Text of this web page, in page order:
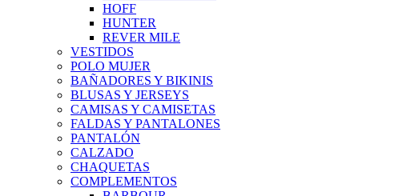
HOFF
HUNTER
REVER MILE
VESTIDOS
POLO MUJER
BAÑADORES Y BIKINIS
BLUSAS Y JERSEYS
CAMISAS Y CAMISETAS
FALDAS Y PANTALONES
PANTALÓN
CALZADO
CHAQUETAS
COMPLEMENTOS